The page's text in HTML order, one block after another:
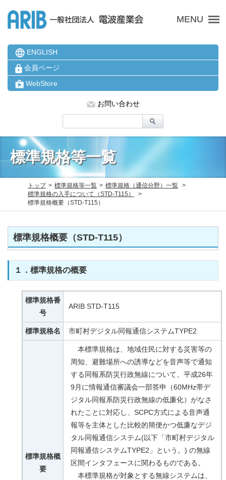
MENU
ENGLISH
会員ページ
WebStore
お問い合わせ
標準規格等一覧
トップ 標準規格等一覧
標準規格（通信分野）一覧
標準規格の入手について（STD-T115）
標準規格概要（STD-T115）
標準規格概要（STD-T115）
１．標準規格の概要
標準規格番
号
ARIB STD-T115
標準規格名 市町村デジタル同報通信システムTYPE2
標準規格概
要
本標準規格は、地域住民に対する災害等の
周知、避難場所への誘導などを音声等で通知
する同報系防災行政無線について、平成26年
9月に情報通信審議会一部答申（60MHz帯デ
ジタル同報系防災行政無線の低廉化）がなさ
れたことに対応し、SCPC方式による音声通
報等を主体とした比較的簡便かつ低廉なデジ
タル同報通信システム(以下「市町村デジタル
同報通信システムTYPE2」という。) の無線
区間インタフェースに関わるものである。
本標準規格が対象とする無線システムは、